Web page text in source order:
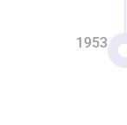
1953